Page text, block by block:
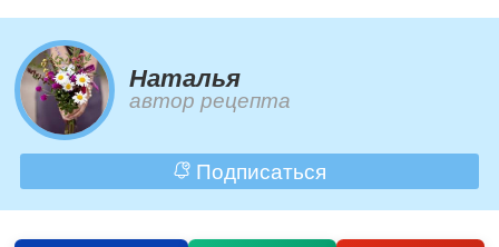
Наталья
автор рецепта
Подписаться